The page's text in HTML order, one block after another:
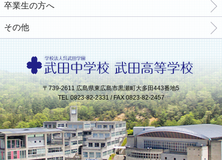
卒業生の方へ
その他
〒739-2611 広島県東広島市黒瀬町大多田443番地5
TEL 0823-82-2331 / FAX 0823-82-2457